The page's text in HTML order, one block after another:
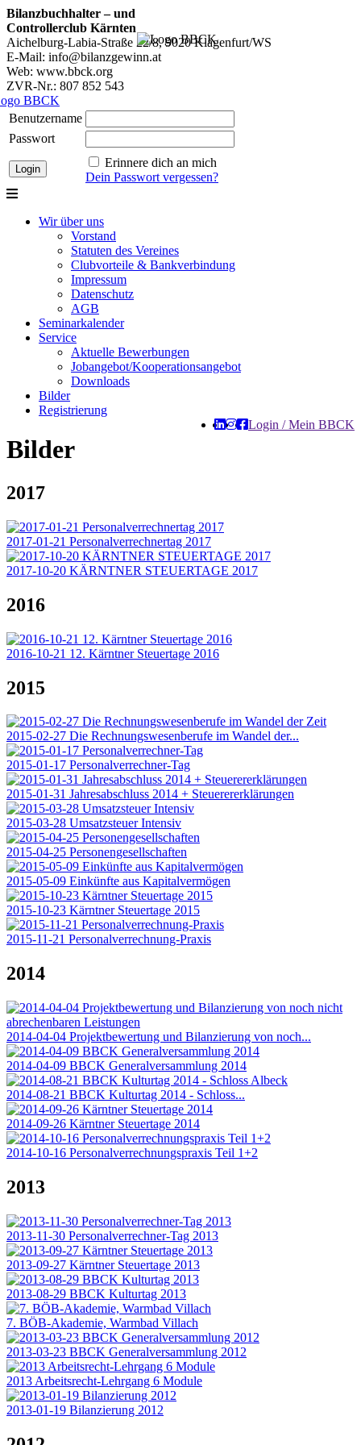
Bilanzbuchhalter – und
Controllerclub Kärnten
Aichelburg-Labia-Straße 22/8, 9020 Klagenfurt/WS
E-Mail: info@bilanzgewinn.at
Web: www.bbck.org
ZVR-Nr.: 807 852 543
Benutzername
Passwort
Erinnere dich an mich
Dein Passwort vergessen?
Wir über uns
Vorstand
Statuten des Vereines
Clubvorteile & Bankverbindung
Impressum
Datenschutz
AGB
Seminarkalender
Service
Aktuelle Bewerbungen
Jobangebot/Kooperationsangebot
Downloads
Bilder
Registrierung
Login / Mein BBCK
Bilder
2017
2017-01-21 Personalverrechnertag 2017
2017-10-20 KÄRNTNER STEUERTAGE 2017
2016
2016-10-21 12. Kärntner Steuertage 2016
2015
2015-02-27 Die Rechnungswesenberufe im Wandel der...
2015-01-17 Personalverrechner-Tag
2015-01-31 Jahresabschluss 2014 + Steuerererklärungen
2015-03-28 Umsatzsteuer Intensiv
2015-04-25 Personengesellschaften
2015-05-09 Einkünfte aus Kapitalvermögen
2015-10-23 Kärntner Steuertage 2015
2015-11-21 Personalverrechnung-Praxis
2014
2014-04-04 Projektbewertung und Bilanzierung von noch...
2014-04-09 BBCK Generalversammlung 2014
2014-08-21 BBCK Kulturtag 2014 - Schloss...
2014-09-26 Kärntner Steuertage 2014
2014-10-16 Personalverrechnungspraxis Teil 1+2
2013
2013-11-30 Personalverrechner-Tag 2013
2013-09-27 Kärntner Steuertage 2013
2013-08-29 BBCK Kulturtag 2013
7. BÖB-Akademie, Warmbad Villach
2013-03-23 BBCK Generalversammlung 2012
2013 Arbeitsrecht-Lehrgang 6 Module
2013-01-19 Bilanzierung 2012